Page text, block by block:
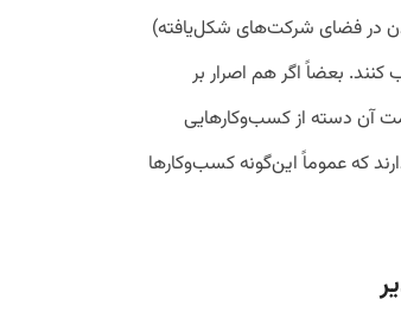
در فضای شرکت‌های شکل‌یافته)
بعضاً اگر هم اصرار بر
آن دسته از کسب‌و‌کارهایی
که عموماً این‌گونه کسب‌و‌کارها